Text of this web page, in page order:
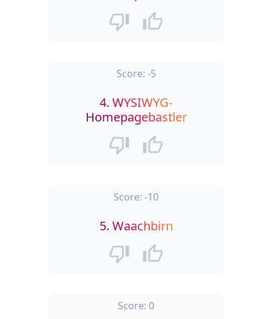
Score: -5
4. WYSIWYG-
Homepagebastler
Score: -10
5. Waachbirn
Score: 0